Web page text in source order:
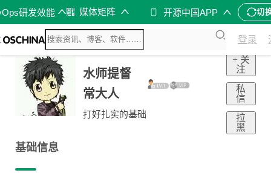
研发效能 媒体矩阵 开源中国APP 切
登录
水师提督
常大人
打好扎实的基础
+ 关
注
私
信
拉
黑
基础信息